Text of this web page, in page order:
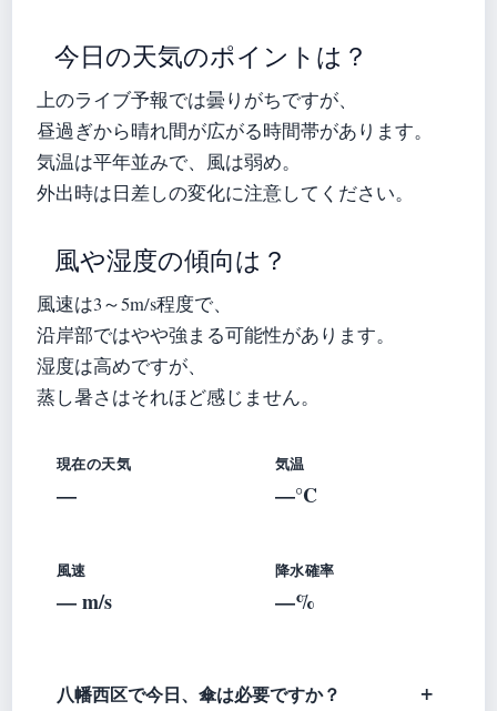
今日の天気のポイントは？
上のライブ予報では曇りがちですが、
昼過ぎから晴れ間が広がる時間帯があります。
気温は平年並みで、風は弱め。
外出時は日差しの変化に注意してください。
風や湿度の傾向は？
風速は3～5m/s程度で、
沿岸部ではやや強まる可能性があります。
湿度は高めですが、
蒸し暑さはそれほど感じません。
現在の天気
—
気温
—°C
風速
— m/s
降水確率
—%
八幡西区で今日、傘は必要ですか？